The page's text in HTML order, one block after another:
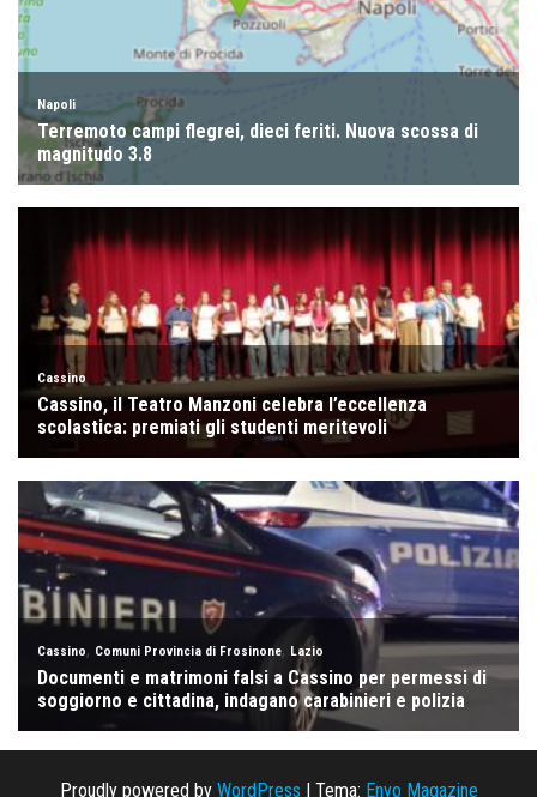
Proudly powered by WordPress | Tema: Envo Magazine